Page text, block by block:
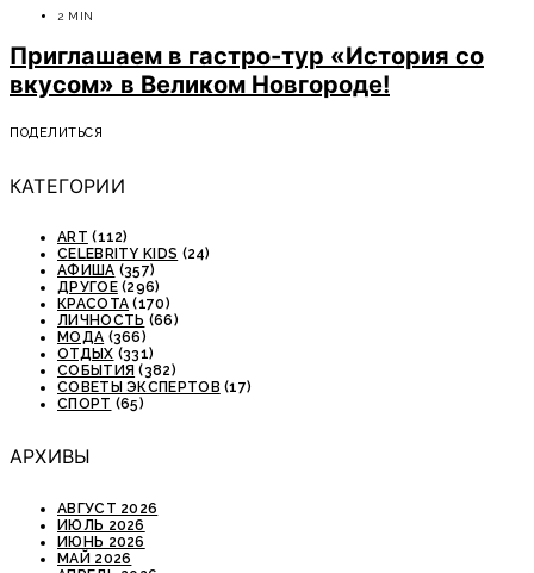
2 MIN
Приглашаем в гастро-тур «История со
вкусом» в Великом Новгороде!
ПОДЕЛИТЬСЯ
КАТЕГОРИИ
ART (112)
CELEBRITY KIDS (24)
АФИША (357)
ДРУГОЕ(296)
КРАСОТА (170)
ЛИЧНОСТЬ (66)
МОДА (366)
ОТДЫХ (331)
СОБЫТИЯ (382)
СОВЕТЫ ЭКСПЕРТОВ (17)
СПОРТ (65)
АРХИВЫ
АВГУСТ 2026
ИЮЛЬ 2026
ИЮНЬ 2026
МАЙ 2026